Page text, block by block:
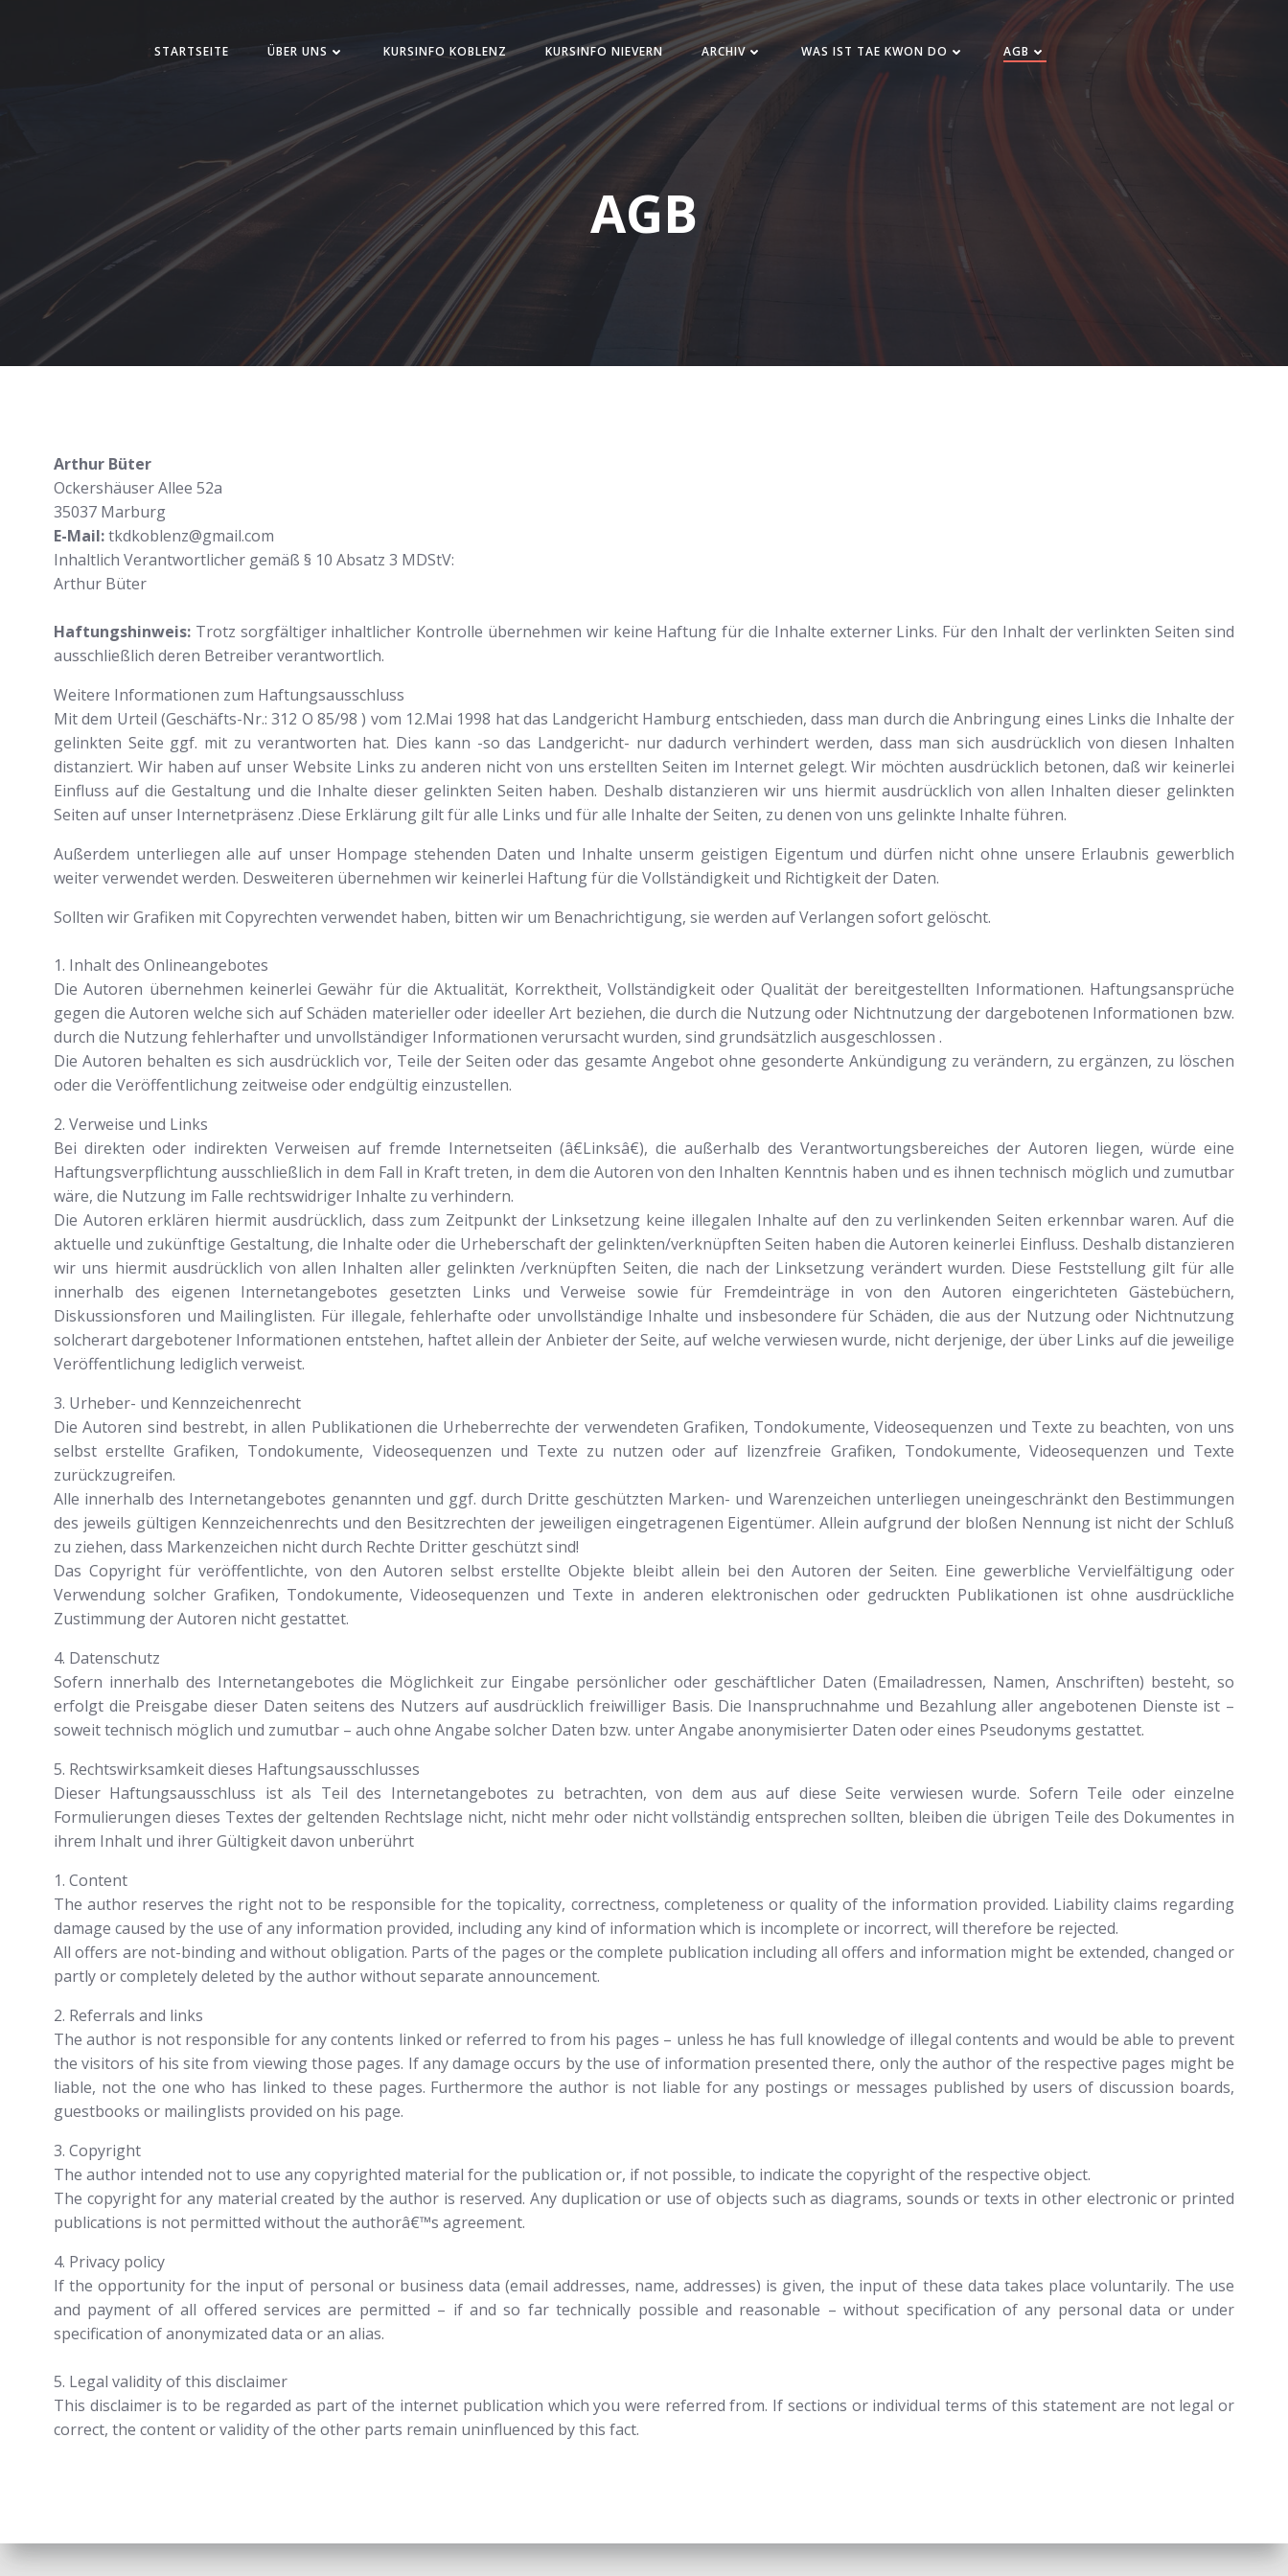
STARTSEITE ÜBER UNS KURSINFO KOBLENZ KURSINFO NIEVERN ARCHIV WAS IST TAE KWON DO AGB
AGB
Arthur Büter
Ockershäuser Allee 52a
35037 Marburg
E-Mail:tkdkoblenz@gmail.com
Inhaltlich Verantwortlicher gemäß § 10 Absatz 3 MDStV:
Arthur Büter
Haftungshinweis: Trotz sorgfältiger inhaltlicher Kontrolle übernehmen wir keine Haftung für die Inhalte externer Links. Für den Inhalt der verlinkten Seiten sind
ausschließlich deren Betreiber verantwortlich.
Weitere Informationen zum Haftungsausschluss
Mit dem Urteil (Geschäfts-Nr.: 312 O 85/98 ) vom 12.Mai 1998 hat das Landgericht Hamburg entschieden, dass man durch die Anbringung eines Links die Inhalte der
gelinkten Seite ggf. mit zu verantworten hat. Dies kann -so das Landgericht- nur dadurch verhindert werden, dass man sich ausdrücklich von diesen Inhalten
distanziert. Wir haben auf unser Website Links zu anderen nicht von uns erstellten Seiten im Internet gelegt. Wir möchten ausdrücklich betonen, daß wir keinerlei
Einfluss auf die Gestaltung und die Inhalte dieser gelinkten Seiten haben. Deshalb distanzieren wir uns hiermit ausdrücklich von allen Inhalten dieser gelinkten
Seiten auf unser Internetpräsenz .Diese Erklärung gilt für alle Links und für alle Inhalte der Seiten, zu denen von uns gelinkte Inhalte führen.
Außerdem unterliegen alle auf unser Hompage stehenden Daten und Inhalte unserm geistigen Eigentum und dürfen nicht ohne unsere Erlaubnis gewerblich
weiter verwendet werden. Desweiteren übernehmen wir keinerlei Haftung für die Vollständigkeit und Richtigkeit der Daten.
Sollten wir Grafiken mit Copyrechten verwendet haben, bitten wir um Benachrichtigung, sie werden auf Verlangen sofort gelöscht.
1. Inhalt des Onlineangebotes
Die Autoren übernehmen keinerlei Gewähr für die Aktualität, Korrektheit, Vollständigkeit oder Qualität der bereitgestellten Informationen. Haftungsansprüche
gegen die Autoren welche sich auf Schäden materieller oder ideeller Art beziehen, die durch die Nutzung oder Nichtnutzung der dargebotenen Informationen bzw.
durch die Nutzung fehlerhafter und unvollständiger Informationen verursacht wurden, sind grundsätzlich ausgeschlossen .
Die Autoren behalten es sich ausdrücklich vor, Teile der Seiten oder das gesamte Angebot ohne gesonderte Ankündigung zu verändern, zu ergänzen, zu löschen
oder die Veröffentlichung zeitweise oder endgültig einzustellen.
2. Verweise und Links
Bei direkten oder indirekten Verweisen auf fremde Internetseiten (â€Linksâ€), die außerhalb des Verantwortungsbereiches der Autoren liegen, würde eine
Haftungsverpflichtung ausschließlich in dem Fall in Kraft treten, in dem die Autoren von den Inhalten Kenntnis haben und es ihnen technisch möglich und zumutbar
wäre, die Nutzung im Falle rechtswidriger Inhalte zu verhindern.
Die Autoren erklären hiermit ausdrücklich, dass zum Zeitpunkt der Linksetzung keine illegalen Inhalte auf den zu verlinkenden Seiten erkennbar waren. Auf die
aktuelle und zukünftige Gestaltung, die Inhalte oder die Urheberschaft der gelinkten/verknüpften Seiten haben die Autoren keinerlei Einfluss. Deshalb distanzieren
wir uns hiermit ausdrücklich von allen Inhalten aller gelinkten /verknüpften Seiten, die nach der Linksetzung verändert wurden. Diese Feststellung gilt für alle
innerhalb des eigenen Internetangebotes gesetzten Links und Verweise sowie für Fremdeinträge in von den Autoren eingerichteten Gästebüchern,
Diskussionsforen und Mailinglisten. Für illegale, fehlerhafte oder unvollständige Inhalte und insbesondere für Schäden, die aus der Nutzung oder Nichtnutzung
solcherart dargebotener Informationen entstehen, haftet allein der Anbieter der Seite, auf welche verwiesen wurde, nicht derjenige, der über Links auf die jeweilige
Veröffentlichung lediglich verweist.
3. Urheber- und Kennzeichenrecht
Die Autoren sind bestrebt, in allen Publikationen die Urheberrechte der verwendeten Grafiken, Tondokumente, Videosequenzen und Texte zu beachten, von uns
selbst erstellte Grafiken, Tondokumente, Videosequenzen und Texte zu nutzen oder auf lizenzfreie Grafiken, Tondokumente, Videosequenzen und Texte
zurückzugreifen.
Alle innerhalb des Internetangebotes genannten und ggf. durch Dritte geschützten Marken- und Warenzeichen unterliegen uneingeschränkt den Bestimmungen
des jeweils gültigen Kennzeichenrechts und den Besitzrechten der jeweiligen eingetragenen Eigentümer. Allein aufgrund der bloßen Nennung ist nicht der Schluß
zu ziehen, dass Markenzeichen nicht durch Rechte Dritter geschützt sind!
Das Copyright für veröffentlichte, von den Autoren selbst erstellte Objekte bleibt allein bei den Autoren der Seiten. Eine gewerbliche Vervielfältigung oder
Verwendung solcher Grafiken, Tondokumente, Videosequenzen und Texte in anderen elektronischen oder gedruckten Publikationen ist ohne ausdrückliche
Zustimmung der Autoren nicht gestattet.
4. Datenschutz
Sofern innerhalb des Internetangebotes die Möglichkeit zur Eingabe persönlicher oder geschäftlicher Daten (Emailadressen, Namen, Anschriften) besteht, so
erfolgt die Preisgabe dieser Daten seitens des Nutzers auf ausdrücklich freiwilliger Basis. Die Inanspruchnahme und Bezahlung aller angebotenen Dienste ist –
soweit technisch möglich und zumutbar – auch ohne Angabe solcher Daten bzw. unter Angabe anonymisierter Daten oder eines Pseudonyms gestattet.
5. Rechtswirksamkeit dieses Haftungsausschlusses
Dieser Haftungsausschluss ist als Teil des Internetangebotes zu betrachten, von dem aus auf diese Seite verwiesen wurde. Sofern Teile oder einzelne
Formulierungen dieses Textes der geltenden Rechtslage nicht, nicht mehr oder nicht vollständig entsprechen sollten, bleiben die übrigen Teile des Dokumentes in
ihrem Inhalt und ihrer Gültigkeit davon unberührt
1. Content
The author reserves the right not to be responsible for the topicality, correctness, completeness or quality of the information provided. Liability claims regarding
damage caused by the use of any information provided, including any kind of information which is incomplete or incorrect, will therefore be rejected.
All offers are not-binding and without obligation. Parts of the pages or the complete publication including all offers and information might be extended, changed or
partly or completely deleted by the author without separate announcement.
2. Referrals and links
The author is not responsible for any contents linked or referred to from his pages – unless he has full knowledge of illegal contents and would be able to prevent
the visitors of his site from viewing those pages. If any damage occurs by the use of information presented there, only the author of the respective pages might be
liable, not the one who has linked to these pages. Furthermore the author is not liable for any postings or messages published by users of discussion boards,
guestbooks or mailinglists provided on his page.
3. Copyright
The author intended not to use any copyrighted material for the publication or, if not possible, to indicate the copyright of the respective object.
The copyright for any material created by the author is reserved. Any duplication or use of objects such as diagrams, sounds or texts in other electronic or printed
publications is not permitted without the authorâ€™s agreement.
4. Privacy policy
If the opportunity for the input of personal or business data (email addresses, name, addresses) is given, the input of these data takes place voluntarily. The use
and payment of all offered services are permitted – if and so far technically possible and reasonable – without specification of any personal data or under
specification of anonymizated data or an alias.
5. Legal validity of this disclaimer
This disclaimer is to be regarded as part of the internet publication which you were referred from. If sections or individual terms of this statement are not legal or
correct, the content or validity of the other parts remain uninfluenced by this fact.